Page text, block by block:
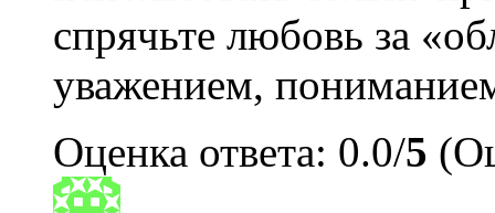
спрячьте любовь за
уважением,
Оценка ответа: 0.0/5